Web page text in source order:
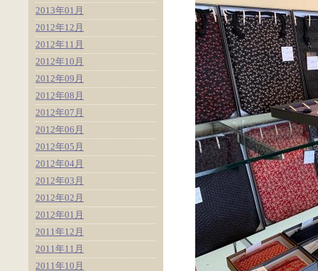
2013年01月
2012年12月
2012年11月
2012年10月
2012年09月
2012年08月
2012年07月
2012年06月
2012年05月
2012年04月
2012年03月
2012年02月
2012年01月
2011年12月
2011年11月
2011年10月